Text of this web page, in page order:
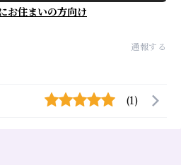
お住まいの方向け
通報する
(1)